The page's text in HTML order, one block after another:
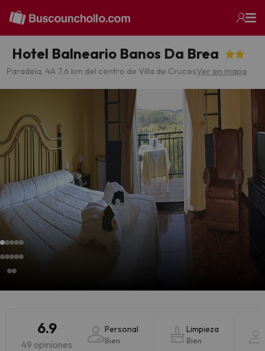
Hotel Balneario Banos Da Brea
Paradela, 4A 7.6 km del centro de Villa de CrucesVer en mapa
6.9
49 opiniones
Personal
Bien
Limpieza
Bien